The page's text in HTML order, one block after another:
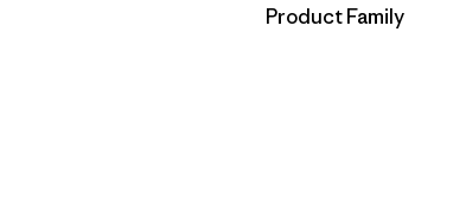
Filtrar por
Product Family